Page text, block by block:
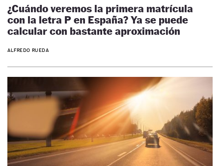
¿Cuándo veremos la primera matrícula
con la letra P en España? Ya se puede
calcular con bastante aproximación
ALFREDO RUEDA